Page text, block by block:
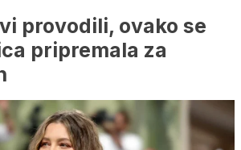
provodili, ovako se
pripremala za